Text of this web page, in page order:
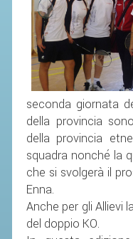
seconda giornata
della provincia
della provincia
squadra nonché la
che si svolgerà il
Enna.
Anche per gli Allievi
del doppio KO.